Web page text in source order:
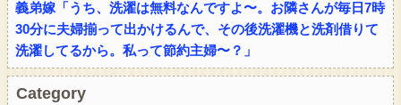
義弟嫁「うち、洗濯は無料なんですよ〜。お隣さんが毎日7時
30分に夫婦揃って出かけるんで、その後洗濯機と洗剤借りて
洗濯してるから。私って節約主婦〜？」
Category